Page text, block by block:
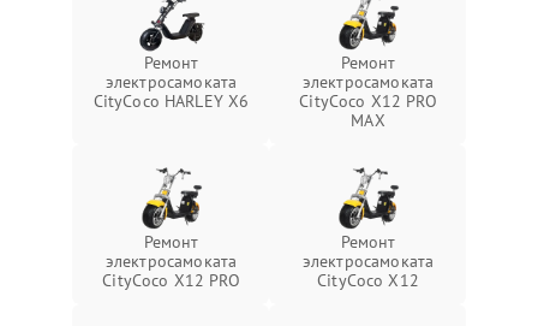
Ремонт
электросамоката
CityCoco HARLEY X6
Ремонт
электросамоката
CityCoco X12 PRO
MAX
Ремонт
электросамоката
CityCoco X12 PRO
Ремонт
электросамоката
CityCoco X12